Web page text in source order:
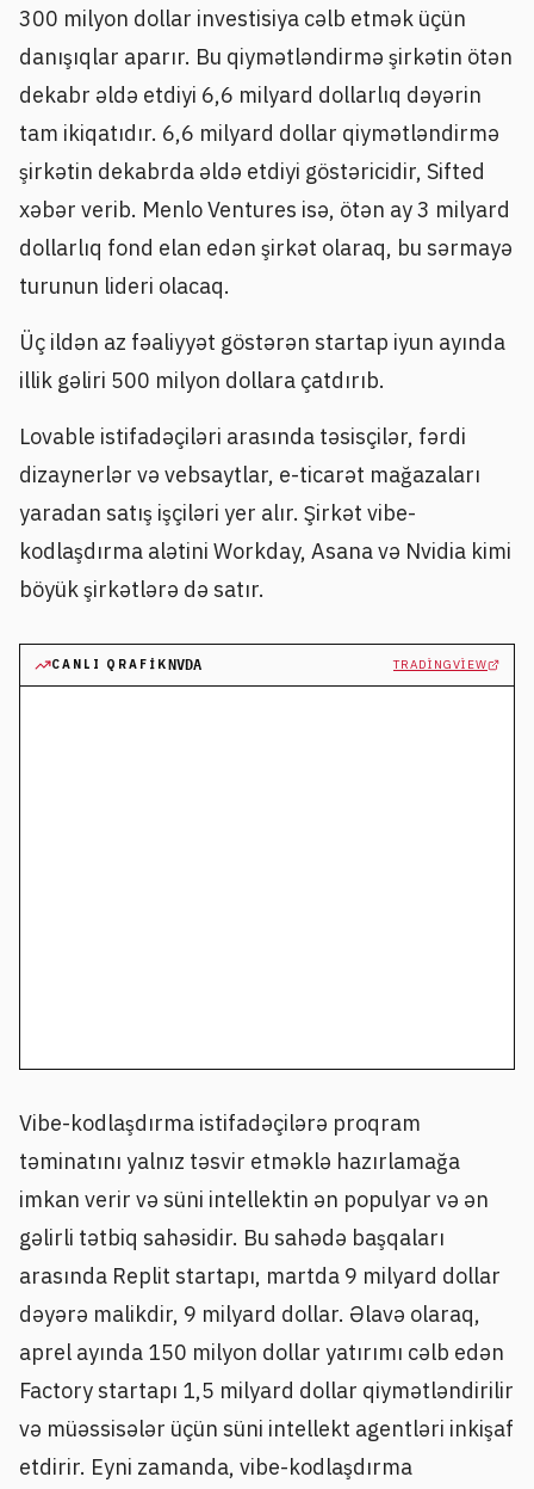
300 milyon dollar investisiya cəlb etmək üçün
danışıqlar aparır. Bu qiymətləndirmə şirkətin ötən
dekabr əldə etdiyi 6,6 milyard dollarlıq dəyərin
tam ikiqatıdır. 6,6 milyard dollar qiymətləndirmə
şirkətin dekabrda əldə etdiyi göstəricidir, Sifted
xəbər verib. Menlo Ventures isə, ötən ay 3 milyard
dollarlıq fond elan edən şirkət olaraq, bu sərmayə
turunun lideri olacaq.
Üç ildən az fəaliyyət göstərən startap iyun ayında
illik gəliri 500 milyon dollara çatdırıb.
Lovable istifadəçiləri arasında təsisçilər, fərdi
dizaynerlər və vebsaytlar, e-ticarət mağazaları
yaradan satış işçiləri yer alır. Şirkət vibe-
kodlaşdırma alətini Workday, Asana və Nvidia kimi
böyük şirkətlərə də satır.
CANLI QRAFIK NVDA TRADINGVIEW
Vibe-kodlaşdırma istifadəçilərə proqram
təminatını yalnız təsvir etməklə hazırlamağa
imkan verir və süni intellektin ən populyar və ən
gəlirli tətbiq sahəsidir. Bu sahədə başqaları
arasında Replit startapı, martda 9 milyard dollar
dəyərə malikdir, 9 milyard dollar. Əlavə olaraq,
aprel ayında 150 milyon dollar yatırımı cəlb edən
Factory startapı 1,5 milyard dollar qiymətləndirilir
və müəssisələr üçün süni intellekt agentləri inkişaf
etdirir. Eyni zamanda, vibe-kodlaşdırma